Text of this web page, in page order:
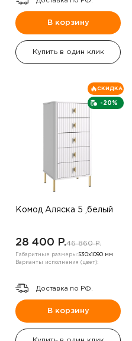
В корзину
Купить в один клик
-20%
СКИДКА
Комод Аляска 5 ,белый
28 400 P.46 860 P.
Габаритные размеры:530х1090 мм
Варианты исполнения (цвет):
Доставка по РФ.
В корзину